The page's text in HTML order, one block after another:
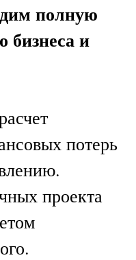
полную
бизнеса и
потерь
проекта